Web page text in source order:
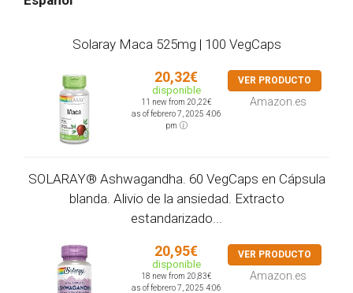
Solaray Maca 525mg | 100 VegCaps
20,32€
disponible
11 new from 20,22€
as of febrero 7, 2025 4:06
pm
VER PRODUCTO
Amazon.es
SOLARAY® Ashwagandha. 60 VegCaps en Cápsula
blanda. Alivio de la ansiedad. Extracto
estandarizado...
20,95€
disponible
18 new from 20,83€
as of febrero 7, 2025 4:06
VER PRODUCTO
Amazon.es